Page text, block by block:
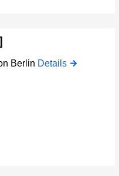
Berlin Details